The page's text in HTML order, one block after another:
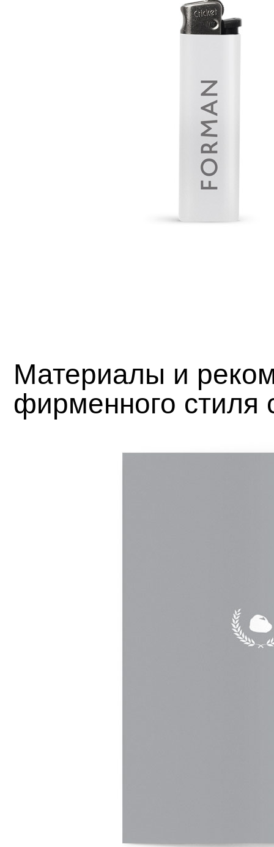
Материалы и
фирменного стиля